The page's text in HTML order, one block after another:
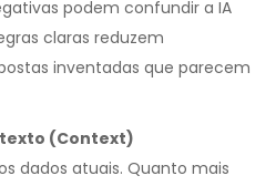
podem confundir a IA
claras reduzem
inventadas que parecem
(Context)
dados atuais. Quanto mais